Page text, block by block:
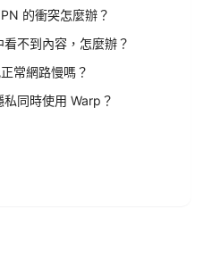
的衝突怎麼辦？
不到內容，怎麼辦？
常網路慢嗎？
同時使用 Warp？